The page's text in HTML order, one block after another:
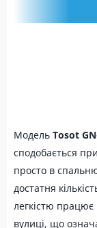
Модель Tosot
сподобається
просто в
достатня
легкістю працює
вулиці, що